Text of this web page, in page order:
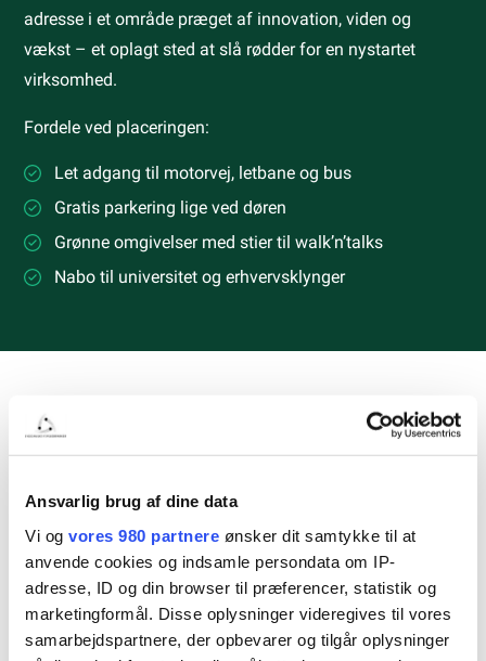
Ansvarlig brug af dine data
Vi og vores 980 partnere ønsker dit samtykke til at
anvende cookies og indsamle persondata om IP-
adresse, ID og din browser til præferencer, statistik og
marketingformål. Disse oplysninger videregives til vores
samarbejdspartnere, der opbevarer og tilgår oplysninger
adresse i et område præget af innovation, viden og
vækst – et oplagt sted at slå rødder for en nystartet
virksomhed.
Fordele ved placeringen:
Let adgang til motorvej, letbane og bus
Gratis parkering lige ved døren
Grønne omgivelser med stier til walk’n’talks
Nabo til universitet og erhvervsklynger
BLIV EN DEL AF ET INSPIRERENDE
IVÆRKSÆTTERMILJØ
Er du klar til at tage skridtet fra hjemmekontor til din
første faste arbejdsplads? Hos Syddanske Forskerparker
får du et kontor med alt inkluderet – fra internet og
rengøring til netværk og fællesfaciliteter. Du får ro til at